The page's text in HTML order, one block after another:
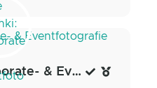
The Meráhki: Corporate- & Eventfotografie